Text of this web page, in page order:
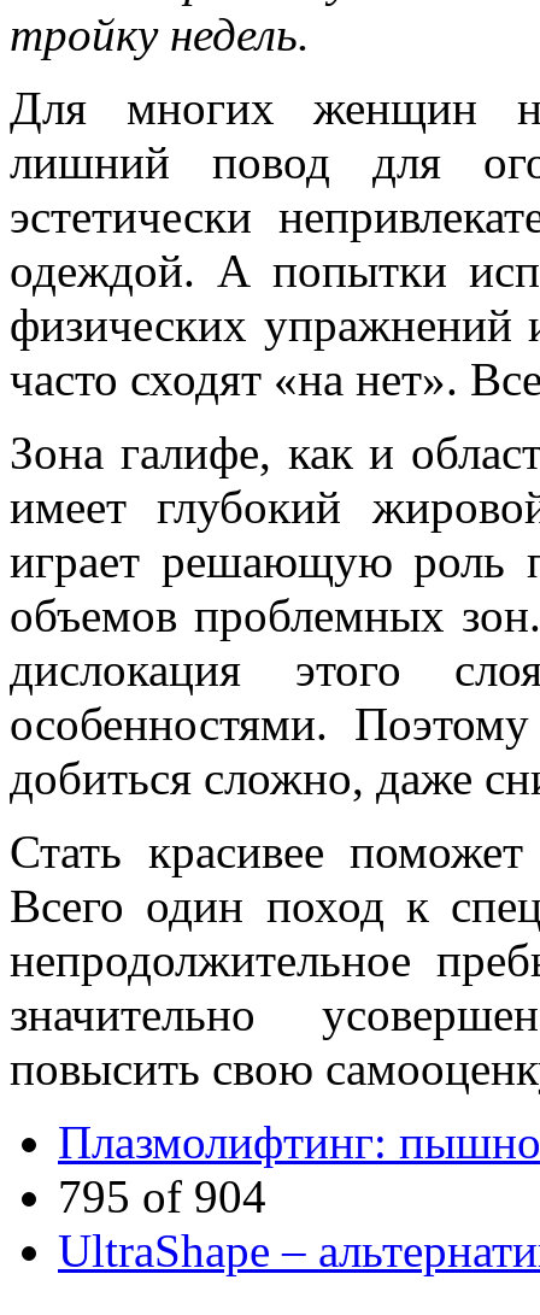
тройку недель.
Для многих женщин
лишний повод для
эстетически
одеждой. А попытки
физических упражнений
часто сходят «на нет».
Зона галифе, как и
имеет глубокий
играет решающую роль
объемов проблемных
дислокация этого
особенностями.
добиться сложно, даже
Стать красивее
Всего один поход к
непродолжительное
значительно
повысить свою
Плазмолифтинг:
795 of 904
UltraShape –